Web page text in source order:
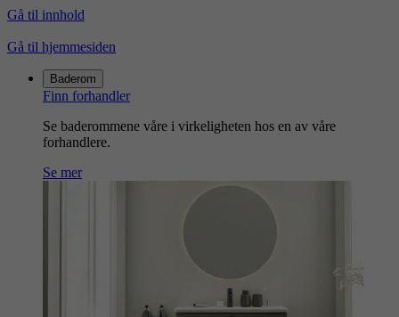
Gå til innhold
Gå til hjemmesiden
Baderom
Finn forhandler
Se baderommene våre i virkeligheten hos en av våre
forhandlere.
Se mer